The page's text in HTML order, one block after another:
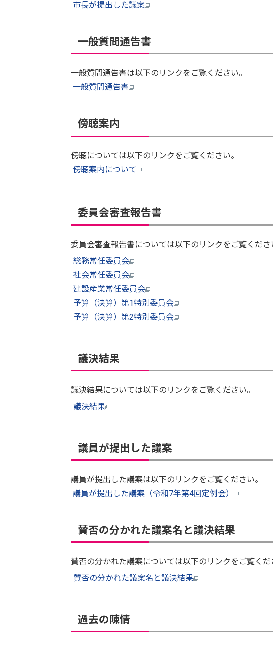
市長が提出した議案
一般質問通告書
一般質問通告書は以下のリンクをご覧ください。
一般質問通告書
傍聴案内
傍聴については以下のリンクをご覧ください。
傍聴案内について
委員会審査報告書
委員会審査報告書については以下のリンクをご覧くださ
総務常任委員会
社会常任委員会
建設産業常任委員会
予算（決算）第1特別委員会
予算（決算）第2特別委員会
議決結果
議決結果については以下のリンクをご覧ください。
議決結果
議員が提出した議案
議員が提出した議案は以下のリンクをご覧ください。
議員が提出した議案（令和7年第4回定例会）
賛否の分かれた議案名と議決結果
賛否の分かれた議案については以下のリンクをご覧くだ
賛否の分かれた議案名と議決結果
過去の陳情